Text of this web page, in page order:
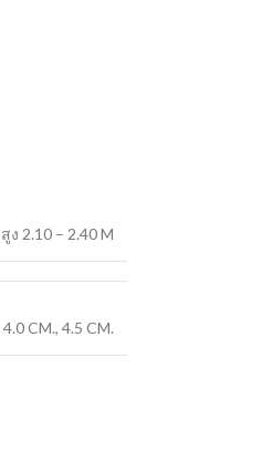
สูง 2.10 – 2.40 M
4.0 CM., 4.5 CM.